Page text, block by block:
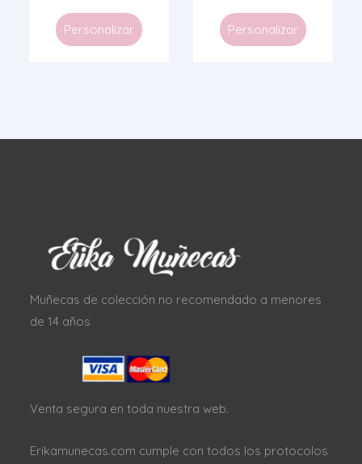
Personalizar Personalizar
Muñecas de colección no recomendado a menores
de 14 años
Venta segura en toda nuestra web.
Erikamunecas.com cumple con todos los protocolos